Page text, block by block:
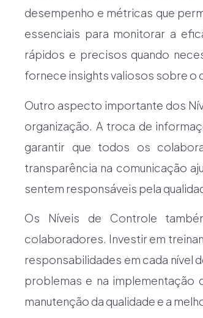
desempenho e métricas que
essenciais para monitorar a
rápidos e precisos quando
fornece insights valiosos sobre o
Outro aspecto importante dos
organização. A troca de
garantir que todos os
transparência na comunicação
sentem responsáveis pela
Os Níveis de Controle
colaboradores. Investir em
responsabilidades em cada nível
problemas e na implementação
manutenção da qualidade e a